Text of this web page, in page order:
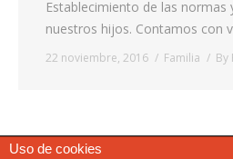
Establecimiento de las normas
nuestros hijos. Contamos con
22 noviembre, 2016 Familia By
Uso de cookies